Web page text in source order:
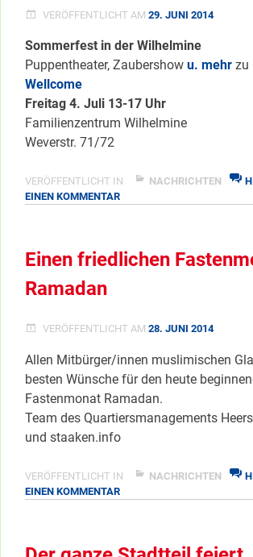
VERÖFFENTLICHT AM 29. JUNI 2014
Sommerfest in der Wilhelmine
Puppentheater, Zaubershow u. mehr zu
Wellcome
Freitag 4. Juli 13-17 Uhr
Familienzentrum Wilhelmine
Weverstr. 71/72
VERÖFFENTLICHT IN NACHRICHTEN
EINEN KOMMENTARZU
Einen friedlichen
Ramadan
VERÖFFENTLICHT AM 28. JUNI 2014
Allen Mitbürger/innen muslimischen
besten Wünsche für den heute
Fastenmonat Ramadan.
Team des Quartiersmanagements
und staaken.info
VERÖFFENTLICHT IN NACHRICHTEN
EINEN KOMMENTARZU
RAMADAN